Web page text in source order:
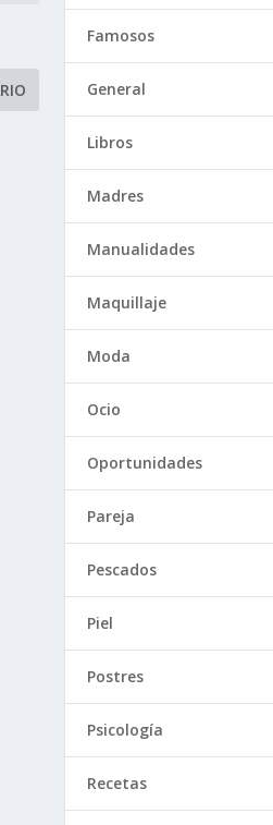
Famosos
General
Libros
Madres
Manualidades
Maquillaje
Moda
Ocio
Oportunidades
Pareja
Pescados
Piel
Postres
Psicología
Recetas